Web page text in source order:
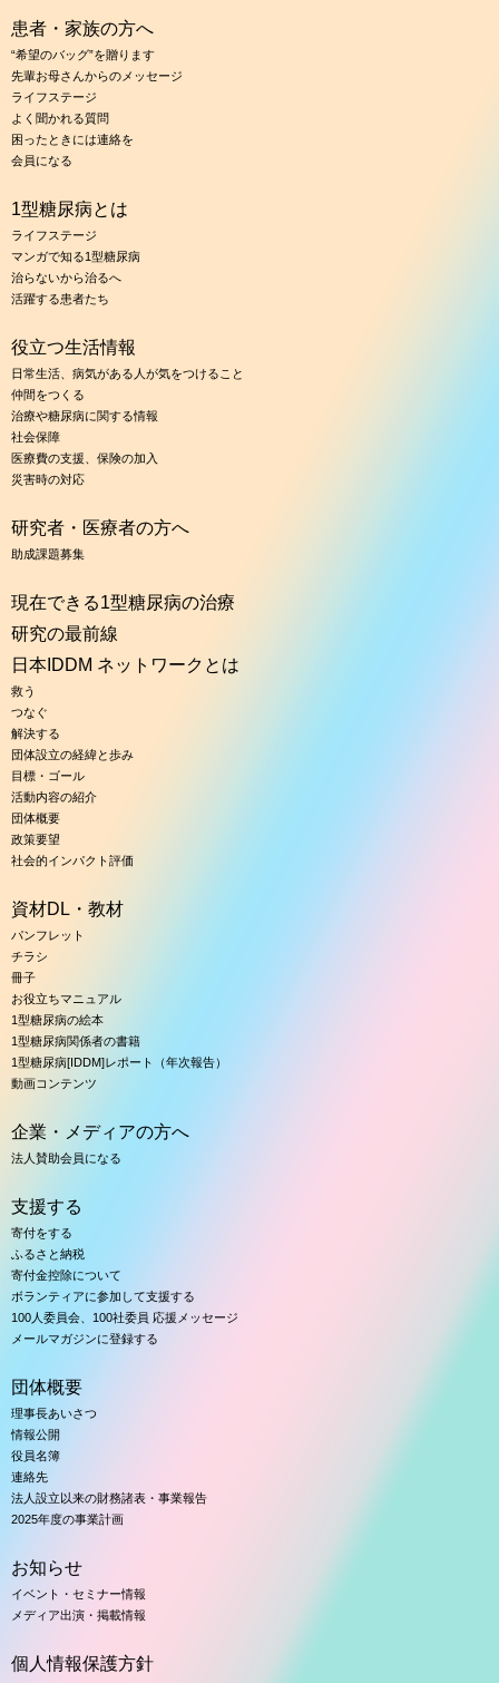
患者・家族の方へ
“希望のバッグ”を贈ります
先輩お母さんからのメッセージ
ライフステージ
よく聞かれる質問
困ったときには連絡を
会員になる
1型糖尿病とは
ライフステージ
マンガで知る1型糖尿病
治らないから治るへ
活躍する患者たち
役立つ生活情報
日常生活、病気がある人が気をつけること
仲間をつくる
治療や糖尿病に関する情報
社会保障
医療費の支援、保険の加入
災害時の対応
研究者・医療者の方へ
助成課題募集
現在できる1型糖尿病の治療
研究の最前線
日本IDDM ネットワークとは
救う
つなぐ
解決する
団体設立の経緯と歩み
目標・ゴール
活動内容の紹介
団体概要
政策要望
社会的インパクト評価
資材DL・教材
パンフレット
チラシ
冊子
お役立ちマニュアル
1型糖尿病の絵本
1型糖尿病関係者の書籍
1型糖尿病[IDDM]レポート（年次報告）
動画コンテンツ
企業・メディアの方へ
法人賛助会員になる
支援する
寄付をする
ふるさと納税
寄付金控除について
ボランティアに参加して支援する
100人委員会、100社委員 応援メッセージ
メールマガジンに登録する
団体概要
理事長あいさつ
情報公開
役員名簿
連絡先
法人設立以来の財務諸表・事業報告
2025年度の事業計画
お知らせ
イベント・セミナー情報
メディア出演・掲載情報
個人情報保護方針